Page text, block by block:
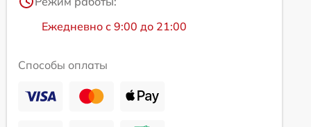
Ежедневно с 9:00 до 21:00
Способы оплаты